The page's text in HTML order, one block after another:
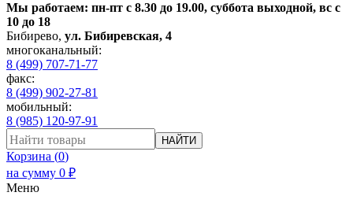
Мы работаем: пн-пт с 8.30 до 19.00, суббота выходной, вс с
10 до 18
Бибирево, ул. Бибиревская, 4
многоканальный:
8 (499) 707-71-77
факс:
8 (499) 902-27-81
мобильный:
8 (985) 120-97-91
НАЙТИ
Корзина (0)
на сумму 0 ₽
Меню